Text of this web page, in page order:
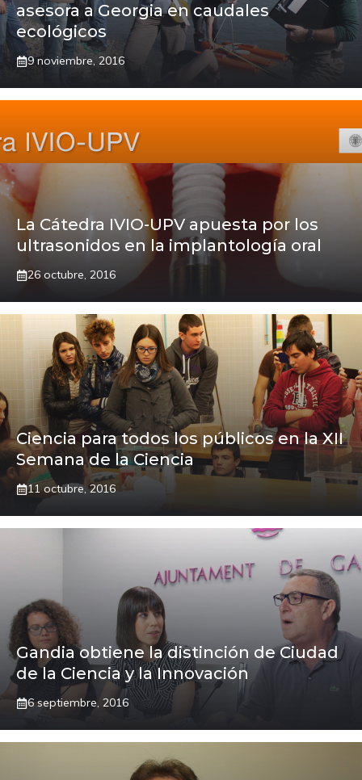
asesora a Georgia en caudales
ecológicos
9 noviembre, 2016
La Cátedra IVIO-UPV apuesta por los
ultrasonidos en la implantología oral
26 octubre, 2016
Ciencia para todos los públicos en la XII
Semana de la Ciencia
11 octubre, 2016
Gandia obtiene la distinción de Ciudad
de la Ciencia y la Innovación
6 septiembre, 2016